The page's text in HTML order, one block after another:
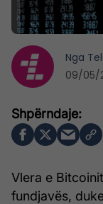
Vlera e
fundjavës,
Nga
09/05/